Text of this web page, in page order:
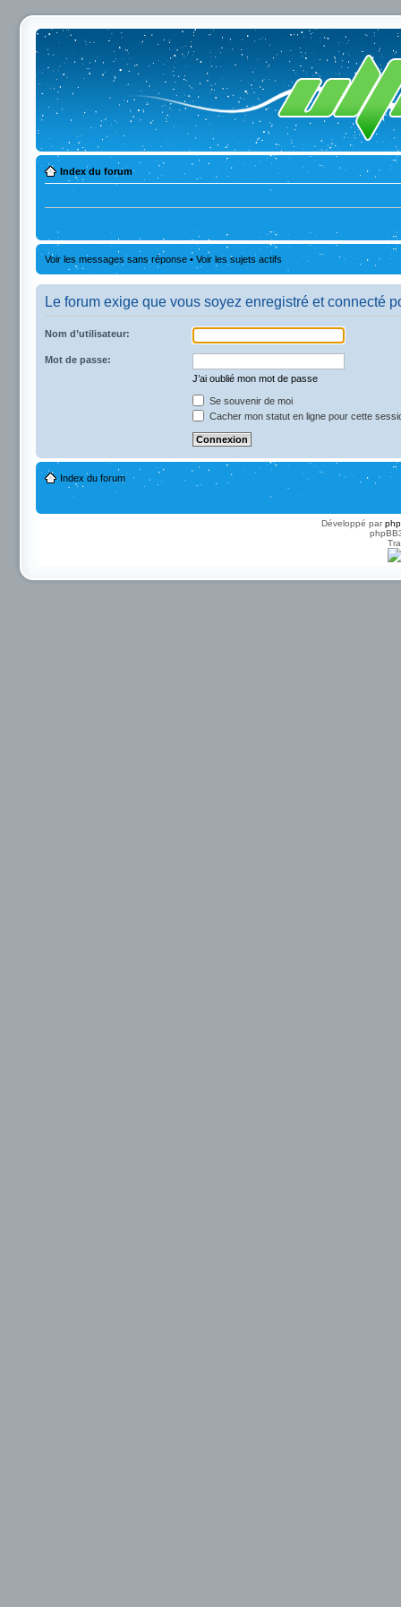
Index du forum
Voir les messages sans réponse • Voir les sujets actifs
Le forum exige que vous soyez enregistré et connecté
Nom d’utilisateur:
Mot de passe:
J’ai oublié mon mot de passe
Se souvenir de moi
Cacher mon statut en ligne pour cette
Index du forum
Développé par